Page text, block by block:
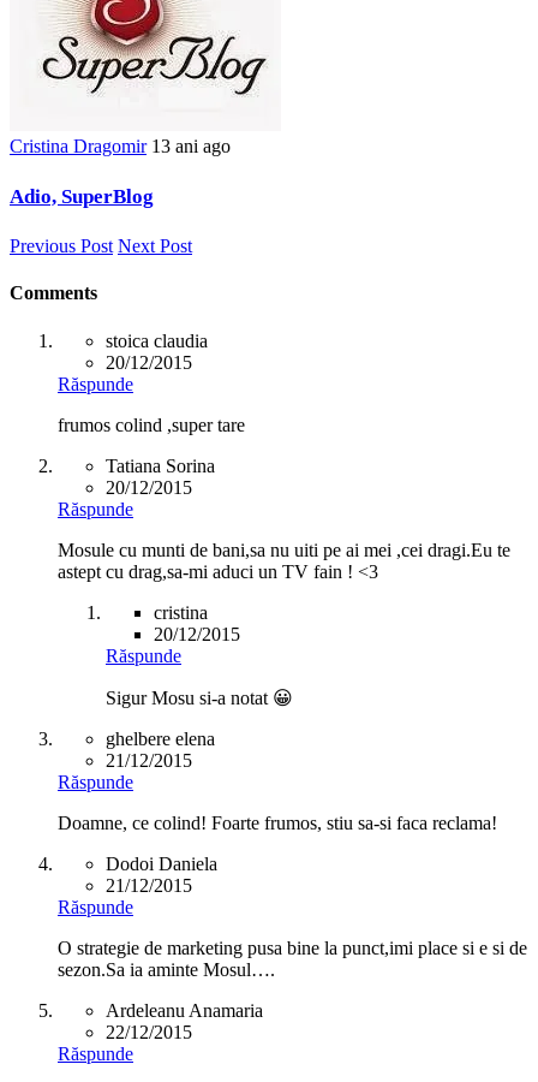
Cristina Dragomir 13 ani ago
Adio, SuperBlog
Previous Post Next Post
Comments
stoica claudia
20/12/2015
Răspunde
frumos colind ,super tare
Tatiana Sorina
20/12/2015
Răspunde
Mosule cu munti de bani,sa nu uiti pe ai mei ,cei dragi.Eu te
astept cu drag,sa-mi aduci un TV fain ! <3
cristina
20/12/2015
Răspunde
Sigur Mosu si-a notat 😀
ghelbere elena
21/12/2015
Răspunde
Doamne, ce colind! Foarte frumos, stiu sa-si faca reclama!
Dodoi Daniela
21/12/2015
Răspunde
O strategie de marketing pusa bine la punct,imi place si e si de
sezon.Sa ia aminte Mosul….
Ardeleanu Anamaria
22/12/2015
Răspunde